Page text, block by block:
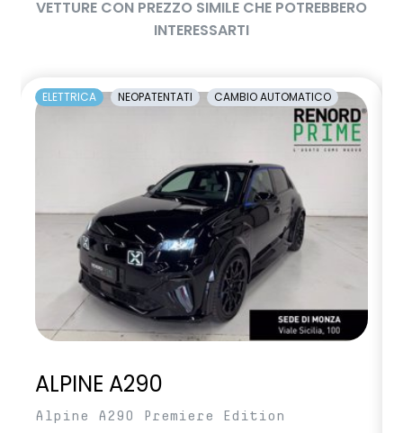
VETTURE CON PREZZO SIMILE CHE POTREBBERO
INTERESSARTI
ELETTRICA NEOPATENTATI CAMBIO AUTOMATICO
ALPINE A290
Alpine A290 Premiere Edition